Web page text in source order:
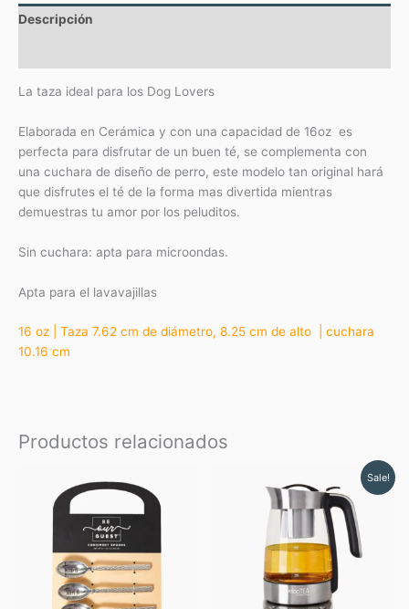
Descripción
La taza ideal para los Dog Lovers
Elaborada en Cerámica y con una capacidad de 16oz es
perfecta para disfrutar de un buen té, se complementa con
una cuchara de diseño de perro, este modelo tan original hará
que disfrutes el té de la forma mas divertida mientras
demuestras tu amor por los peluditos.
Sin cuchara: apta para microondas.
Apta para el lavavajillas
16 oz | Taza 7.62 cm de diámetro, 8.25 cm de alto | cuchara
10.16 cm
Productos relacionados
Sale!
price
was:
$ 258.06.
price
is:
$ 232.25.